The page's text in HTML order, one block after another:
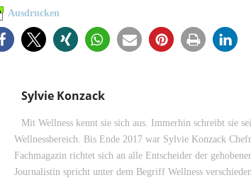
Ausdrucken
Sylvie Konzack
Mit Wellness kennt sie sich aus. Immerhin schreibt sie
Wellnessbereich. Bis Ende 2017 war Sylvie Konzack
Fachmagazin richtet sich an alle Entscheider der
Journalistin spricht unter dem Begriff Wellness